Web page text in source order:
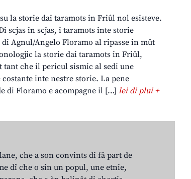
la storie dai taramots in Friûl nol esisteve.
scjas in scjas, i taramots inte storie
Agnul/Angelo Floramo al ripasse in mût
la storie dai taramots in Friûl,
tant che il pericul sismic al sedi une
costante inte nestre storie. La pene
di Floramo e acompagne il […]lei di plui +
che a son convints di fâ part de
dî che o sin un popul, une etnie,